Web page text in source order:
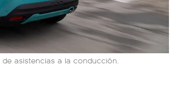
asistencias a la conducción.